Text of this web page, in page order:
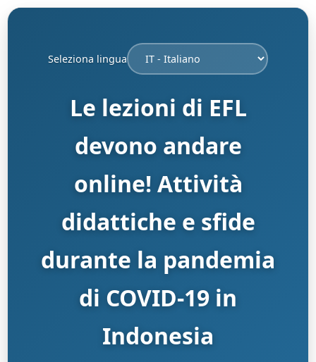
Seleziona lingua
Le lezioni di EFL
devono andare
online! Attività
didattiche e sfide
durante la pandemia
di COVID-19 in
Indonesia